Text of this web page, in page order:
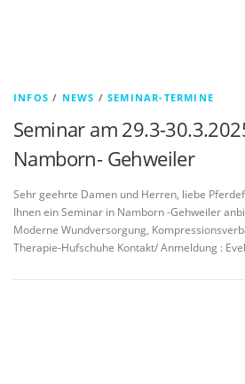
INFOS / NEWS /SEMINAR-TERMINE
Seminar am 29.3-
Namborn- Gehweiler
Sehr geehrte Damen und Herren, liebe
Ihnen ein Seminar in Namborn -Gehweiler
Moderne Wundversorgung,
Therapie-Hufschuhe Kontakt/ Anmeldung :